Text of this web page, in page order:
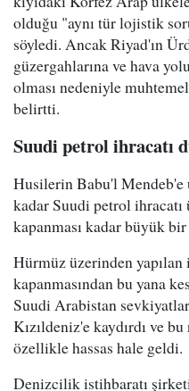
olduğu "aynı tür lojistik
söyledi. Ancak Riyad'ın
güzergahlarına ve hava
olması nedeniyle
belirtti.
Suudi petrol ihracatı
Husilerin Babu'l Mendeb'e
kadar Suudi petrol ihracatı
kapanması kadar büyük
Hürmüz üzerinden
kapanmasından bu yana
Suudi Arabistan
Kızıldeniz'e kaydırdı ve
özellikle hassas hale geldi.
Denizcilik istihbaratı